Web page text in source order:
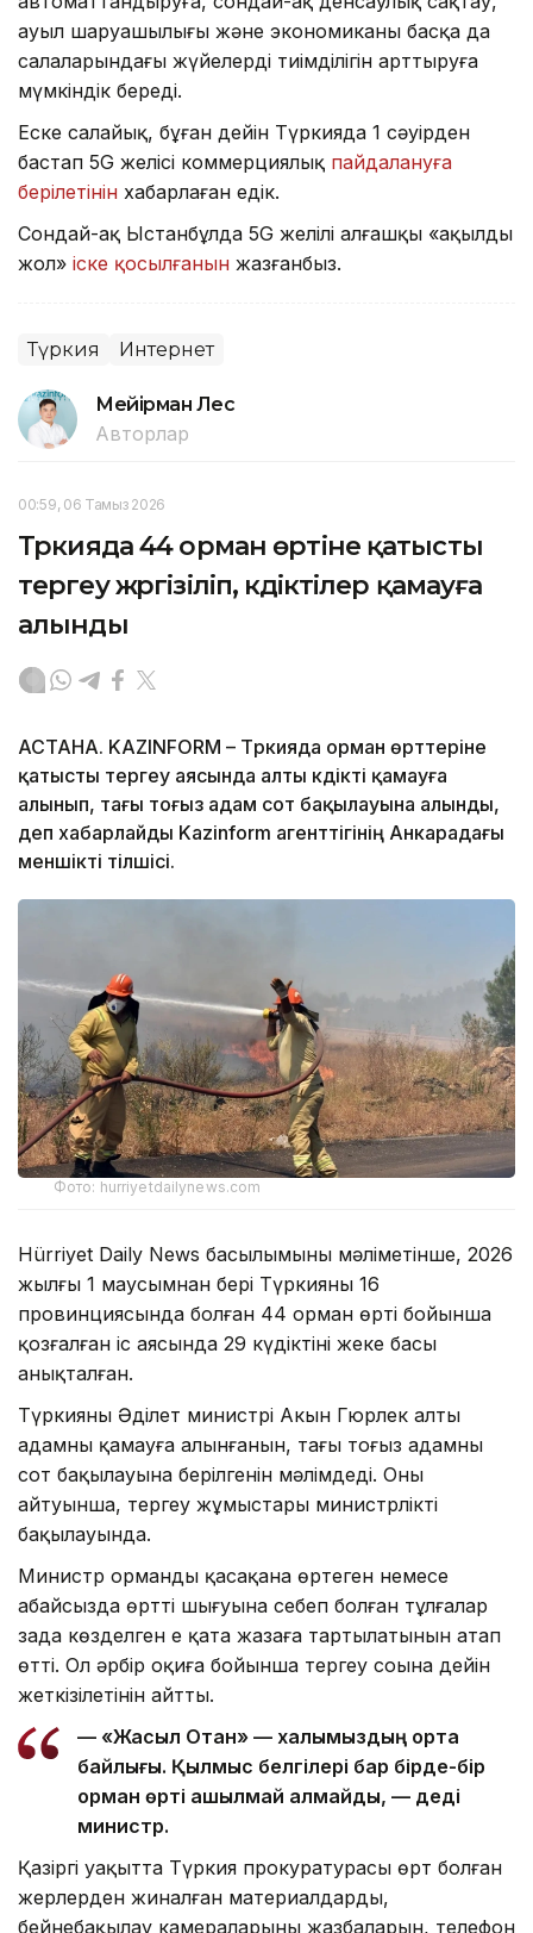
ауыл шаруашылығы және экономиканың басқа да
салаларындағы жүйелердің тиімділігін арттыруға
мүмкіндік береді.
Еске салайық, бұған дейін Түркияда 1 сәуірден
бастап 5G желісі коммерциялық пайдалануға
берілетінін хабарлаған едік.
Сондай-ақ Ыстанбұлда 5G желілі алғашқы «ақылды
жол» іске қосылғанын жазғанбыз.
Түркия Интернет
Мейірман Лес
Авторлар
00:59, 06 Тамыз 2026
Түркияда 44 орман өртіне қатысты
тергеу жүргізіліп, күдіктілер қамауға
алынды
АСТАНА. KAZINFORM – Түркияда орман өрттеріне
қатысты тергеу аясында алты күдікті қамауға
алынып, тағы тоғыз адам сот бақылауына алынды,
деп хабарлайды Kazinform агенттігінің Анкарадағы
меншікті тілшісі.
Фото: hurriyetdailynews.com
Hürriyet Daily News басылымының мәліметінше, 2026
жылғы 1 маусымнан бері Түркияның 16
провинциясында болған 44 орман өрті бойынша
қозғалған іс аясында 29 күдіктінің жеке басы
анықталған.
Түркияның Әділет министрі Акын Гюрлек алты
адамның қамауға алынғанын, тағы тоғыз адамның
сот бақылауына берілгенін мәлімдеді. Оның
айтуынша, тергеу жұмыстары министрліктің
бақылауында.
Министр орманды қасақана өртеген немесе
абайсызда өрттің шығуына себеп болған тұлғалар
заңда көзделген ең қатаң жазаға тартылатынын атап
өтті. Ол әрбір оқиға бойынша тергеу соңына дейін
жеткізілетінін айтты.
— «Жасыл Отан» — халқымыздың ортақ
байлығы. Қылмыс белгілері бар бірде-бір
орман өрті ашылмай қалмайды, — деді
министр.
Қазіргі уақытта Түркия прокуратурасы өрт болған
жерлерден жиналған материалдарды,
бейнебақылау камераларының жазбаларын, телефон